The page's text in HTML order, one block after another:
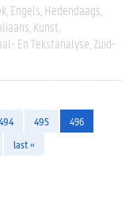
Engels Hedendaags
Kunst
En Tekstanalyse Zuid-
495
496
last »